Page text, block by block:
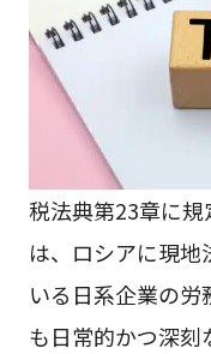
税法典第23章に規
は、ロシアに現地
いる日系企業の労
も日常的かつ深